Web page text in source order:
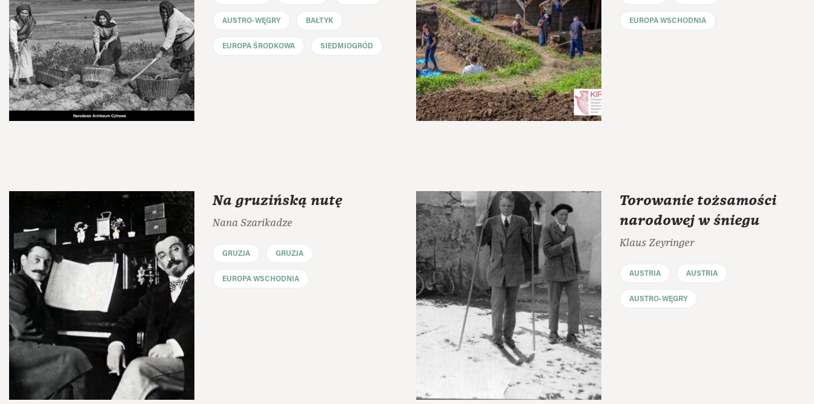
AUSTRO-WĘGRY BAŁTYK
EUROPA ŚRODKOWA SIEDMIOGRÓD
EUROPA WSCHODNIA
Na gruzińską nutę
Nana Szarikadze
GRUZJA GRUZJA
EUROPA WSCHODNIA
Torowanie tożsamości
narodowej w śniegu
Klaus Zeyringer
AUSTRIA AUSTRIA
AUSTRO-WĘGRY